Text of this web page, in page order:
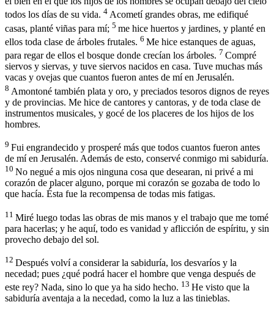
todos los días de su vida. 4 Acometí grandes obras, me edifiqué
casas, planté viñas para mí; 5 me hice huertos y jardines, y planté en
ellos toda clase de árboles frutales. 6 Me hice estanques de aguas,
para regar de ellos el bosque donde crecían los árboles. 7 Compré
siervos y siervas, y tuve siervos nacidos en casa. Tuve muchas más
vacas y ovejas que cuantos fueron antes de mí en Jerusalén.
8 Amontoné también plata y oro, y preciados tesoros dignos de reyes
y de provincias. Me hice de cantores y cantoras, y de toda clase de
instrumentos musicales, y gocé de los placeres de los hijos de los
hombres.
9 Fui engrandecido y prosperé más que todos cuantos fueron antes
de mí en Jerusalén. Además de esto, conservé conmigo mi sabiduría.
10 No negué a mis ojos ninguna cosa que desearan, ni privé a mi
corazón de placer alguno, porque mi corazón se gozaba de todo lo
que hacía. Ésta fue la recompensa de todas mis fatigas.
11 Miré luego todas las obras de mis manos y el trabajo que me tomé
para hacerlas; y he aquí, todo es vanidad y aflicción de espíritu, y sin
provecho debajo del sol.
12 Después volví a considerar la sabiduría, los desvaríos y la
necedad; pues ¿qué podrá hacer el hombre que venga después de
este rey? Nada, sino lo que ya ha sido hecho. 13 He visto que la
sabiduría aventaja a la necedad, como la luz a las tinieblas.